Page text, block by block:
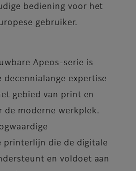
bediening voor het
gebruiker.
Apeos-serie is
decennialange expertise
gebied van print en
de moderne werkplek.
printerlijn die de digitale
en voldoet aan